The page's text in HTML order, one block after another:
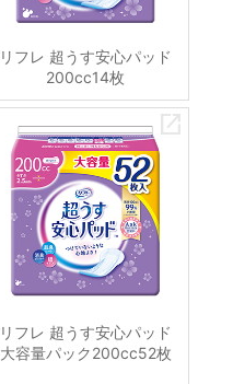
リフレ 超うす安心パッド
200cc14枚
リフレ 超うす安心パッド
大容量パック200cc52枚